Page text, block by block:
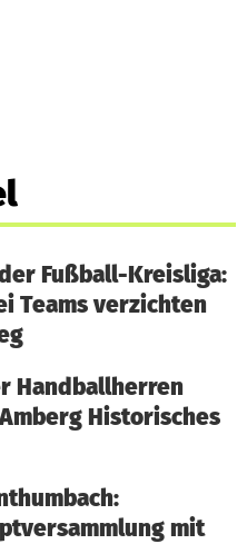
Fußball-Kreisliga:
Teams verzichten
Handballherren
Historisches
mit